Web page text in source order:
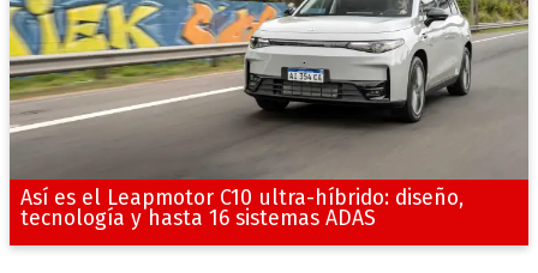
Así es el Leapmotor C10 ultra-híbrido: diseño,
tecnología y hasta 16 sistemas ADAS